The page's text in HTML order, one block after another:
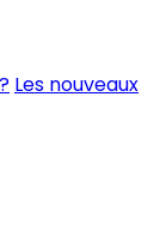
Les nouveaux